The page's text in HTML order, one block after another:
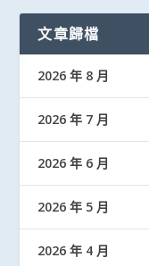
文章歸檔
2026 年 8 月
2026 年 7 月
2026 年 6 月
2026 年 5 月
2026 年 4 月